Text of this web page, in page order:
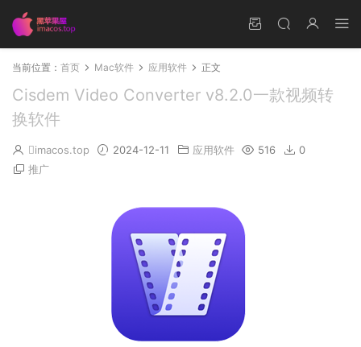
当前位置： 首页 Mac软件 应用软件 正文
Cisdem Video Converter v8.2.0一款视频转
换软件
imacos.top 2024-12-11 应用软件 516
0
推广